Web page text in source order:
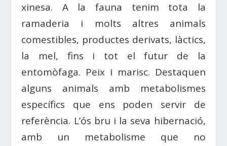
xinesa. A la fauna tenim tota la
ramaderia i molts altres animals
comestibles, productes derivats, làctics,
la mel, fins i tot el futur de la
entomòfaga. Peix i marisc. Destaquen
alguns animals amb metabolismes
específics que ens poden servir de
referència. L’ós bru i la seva hibernació,
amb un metabolisme que no